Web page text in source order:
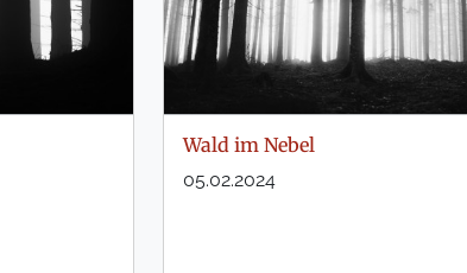
Wald im Nebel
05.02.2024